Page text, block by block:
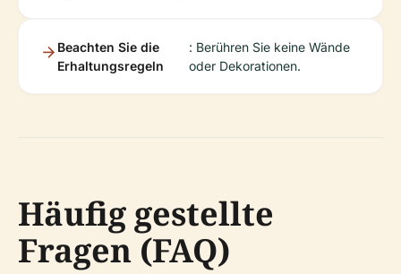
Beachten Sie die
Erhaltungsregeln
: Berühren Sie keine Wände
oder Dekorationen.
Häufig gestellte
Fragen (FAQ)